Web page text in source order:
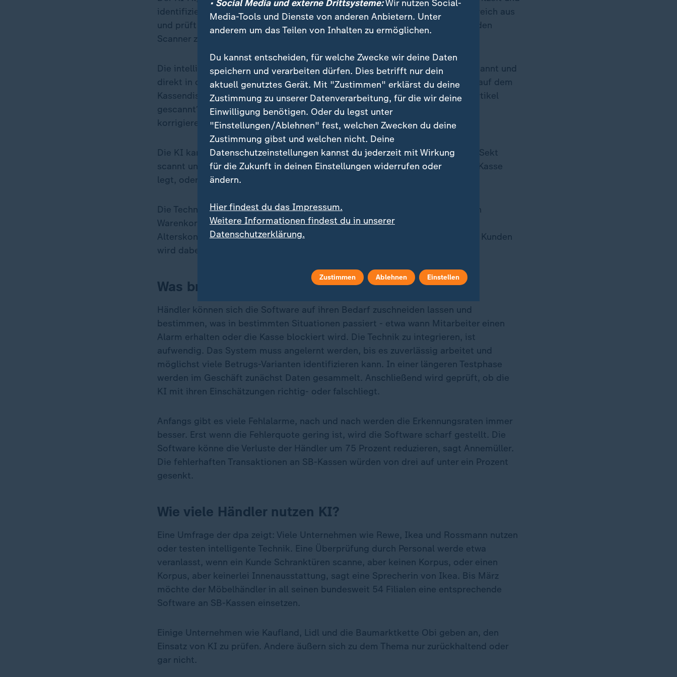
identifiziert Auffälligkeiten. Dafür wertet er Videoaufnahmen vom Kassenbereich aus
und prüft die Daten, während der Käufer an der SB-Kasse seine Artikel über den
Scanner zieht. In bestimmten Fällen werden Alarmmeldungen generiert.
Die intelligente Technik kann zum Beispiel erkennen, wenn Artikel nicht gescannt und
direkt in die Tasche gesteckt werden. In solchen Fällen ist es möglich, dass auf dem
Kassendisplay ein Hinweis angezeigt wird mit der Frage "Wurde der letzte Artikel
gescannt?". Damit sollen Kunden Anreize gegeben werden, einen Fehler zu
korrigieren.
Die KI kann auch andere Anomalien feststellen: Etwa, wenn ein Kunde einen Sekt
scannt und anschließend eine Champagner-Flasche in die Schale neben der Kasse
legt, oder wenn sich im Wasserkasten Wodka-Flaschen befinden.
Die Technik ist ebenso in der Lage zu erkennen, wenn die Zahl der Artikel von
Warenkorb und Einkaufszettel deutlich abweicht. Auch eine automatische
Alterskontrolle kann mit Hilfe von KI durchgeführt werden. Das Gesicht des Kunden
wird dabei gescannt, um sein Alter zu schätzen.
Was bringen die Sicherheitstools?
Händler können sich die Software auf ihren Bedarf zuschneiden lassen und
bestimmen, was in bestimmten Situationen passiert - etwa wann Mitarbeiter einen
Alarm erhalten oder die Kasse blockiert wird. Die Technik zu integrieren, ist
aufwendig. Das System muss angelernt werden, bis es zuverlässig arbeitet und
möglichst viele Betrugs-Varianten identifizieren kann. In einer längeren Testphase
werden im Geschäft zunächst Daten gesammelt. Anschließend wird geprüft, ob die
KI mit ihren Einschätzungen richtig- oder falschliegt.
Anfangs gibt es viele Fehlalarme, nach und nach werden die Erkennungsraten immer
besser. Erst wenn die Fehlerquote gering ist, wird die Software scharf gestellt. Die
Software könne die Verluste der Händler um 75 Prozent reduzieren, sagt Annemüller.
Die fehlerhaften Transaktionen an SB-Kassen würden von drei auf unter ein Prozent
gesenkt.
Wie viele Händler nutzen KI?
Eine Umfrage der dpa zeigt: Viele Unternehmen wie Rewe, Ikea und Rossmann nutzen
oder testen intelligente Technik. Eine Überprüfung durch Personal werde etwa
veranlasst, wenn ein Kunde Schranktüren scanne, aber keinen Korpus, oder einen
Korpus, aber keinerlei Innenausstattung, sagt eine Sprecherin von Ikea. Bis März
möchte der Möbelhändler in all seinen bundesweit 54 Filialen eine entsprechende
Software an SB-Kassen einsetzen.
Einige Unternehmen wie Kaufland, Lidl und die Baumarktkette Obi geben an, den
Einsatz von KI zu prüfen. Andere äußern sich zu dem Thema nur zurückhaltend oder
gar nicht.
• Social Media und externe Drittsysteme:Wir nutzen Social-
Media-Tools und Dienste von anderen Anbietern. Unter
anderem um das Teilen von Inhalten zu ermöglichen.
Du kannst entscheiden, für welche Zwecke wir deine Daten
speichern und verarbeiten dürfen. Dies betrifft nur dein
aktuell genutztes Gerät. Mit "Zustimmen" erklärst du deine
Zustimmung zu unserer Datenverarbeitung, für die wir deine
Einwilligung benötigen. Oder du legst unter
"Einstellungen/Ablehnen" fest, welchen Zwecken du deine
Zustimmung gibst und welchen nicht. Deine
Datenschutzeinstellungen kannst du jederzeit mit Wirkung
für die Zukunft in deinen Einstellungen widerrufen oder
ändern.
Hier findest du das Impressum.
Weitere Informationen findest du in unserer
Datenschutzerklärung.
Zustimmen Ablehnen Einstellen